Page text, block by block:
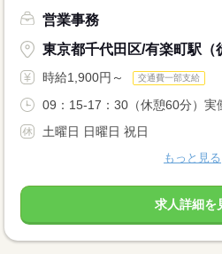
営業事務
東京都千代田区/有楽町駅（
時給1,900円～ 交通費一部支給
09：15-17：30（休憩60分）実
土曜日 日曜日 祝日
もっと見る
求人詳細を